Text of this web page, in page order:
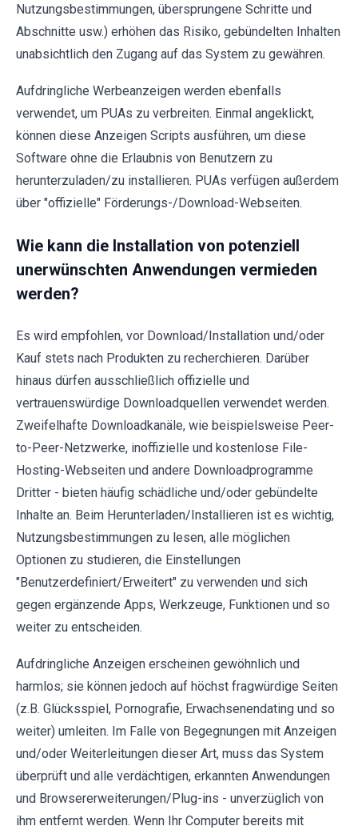
Nutzungsbestimmungen, übersprungene Schritte und
Abschnitte usw.) erhöhen das Risiko, gebündelten Inhalten
unabsichtlich den Zugang auf das System zu gewähren.
Aufdringliche Werbeanzeigen werden ebenfalls
verwendet, um PUAs zu verbreiten. Einmal angeklickt,
können diese Anzeigen Scripts ausführen, um diese
Software ohne die Erlaubnis von Benutzern zu
herunterzuladen/zu installieren. PUAs verfügen außerdem
über "offizielle" Förderungs-/Download-Webseiten.
Wie kann die Installation von potenziell
unerwünschten Anwendungen vermieden
werden?
Es wird empfohlen, vor Download/Installation und/oder
Kauf stets nach Produkten zu recherchieren. Darüber
hinaus dürfen ausschließlich offizielle und
vertrauenswürdige Downloadquellen verwendet werden.
Zweifelhafte Downloadkanäle, wie beispielsweise Peer-
to-Peer-Netzwerke, inoffizielle und kostenlose File-
Hosting-Webseiten und andere Downloadprogramme
Dritter - bieten häufig schädliche und/oder gebündelte
Inhalte an. Beim Herunterladen/Installieren ist es wichtig,
Nutzungsbestimmungen zu lesen, alle möglichen
Optionen zu studieren, die Einstellungen
"Benutzerdefiniert/Erweitert" zu verwenden und sich
gegen ergänzende Apps, Werkzeuge, Funktionen und so
weiter zu entscheiden.
Aufdringliche Anzeigen erscheinen gewöhnlich und
harmlos; sie können jedoch auf höchst fragwürdige Seiten
(z.B. Glücksspiel, Pornografie, Erwachsenendating und so
weiter) umleiten. Im Falle von Begegnungen mit Anzeigen
und/oder Weiterleitungen dieser Art, muss das System
überprüft und alle verdächtigen, erkannten Anwendungen
und Browsererweiterungen/Plug-ins - unverzüglich von
ihm entfernt werden. Wenn Ihr Computer bereits mit